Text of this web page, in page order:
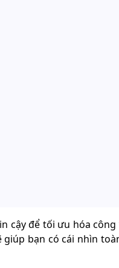
cậy để tối ưu hóa
bạn có cái nhìn